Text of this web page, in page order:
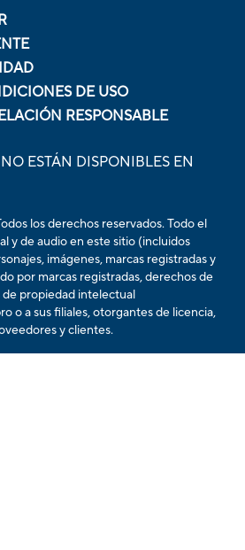
DE USO
RESPONSABLE
ESTÁN DISPONIBLES EN
los derechos reservados. Todo el
y de audio en este sitio (incluidos
imágenes, marcas registradas y
por marcas registradas, derechos de
propiedad intelectual
o a sus filiales, otorgantes de licencia,
y clientes.